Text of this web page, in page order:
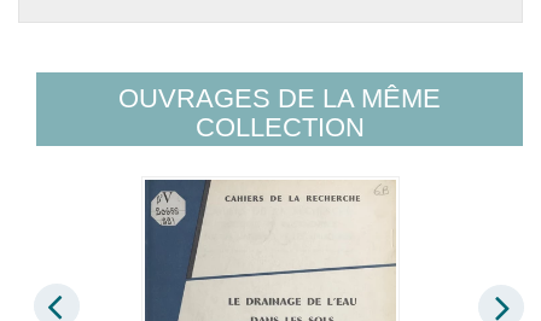
OUVRAGES DE LA MÊME
COLLECTION